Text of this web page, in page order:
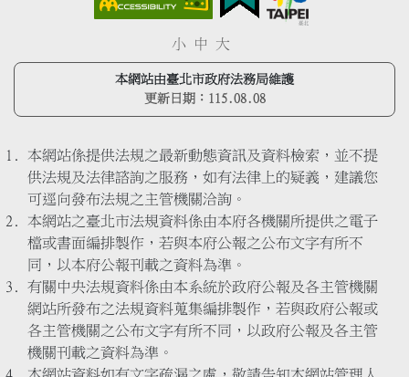
小 中 大
本網站由臺北市政府法務局維護
更新日期： 115.08.08
本網站係提供法規之最新動態資訊及資料檢索，並不提
供法規及法律諮詢之服務，如有法律上的疑義，建議您
可逕向發布法規之主管機關洽詢。
本網站之臺北市法規資料係由本府各機關所提供之電子
檔或書面編排製作，若與本府公報之公布文字有所不
同，以本府公報刊載之資料為準。
有關中央法規資料係由本系統於政府公報及各主管機關
網站所發布之法規資料蒐集編排製作，若與政府公報或
各主管機關之公布文字有所不同，以政府公報及各主管
機關刊載之資料為準。
本網站資料如有文字疏漏之處，敬請告知本網站管理人